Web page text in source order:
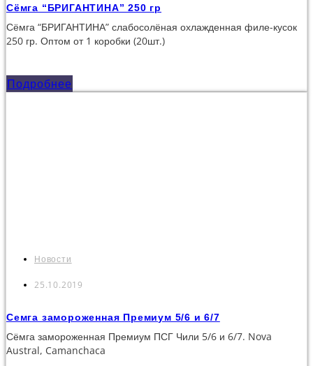
Сёмга “БРИГАНТИНА” 250 гр
Сёмга “БРИГАНТИНА” слабосолёная охлажденная филе-кусок
250 гр. Оптом от 1 коробки (20шт.)
Подробнее
Новости
25.10.2019
Семга замороженная Премиум 5/6 и 6/7
Сёмга замороженная Премиум ПСГ Чили 5/6 и 6/7. Nova
Austral, Camanchaca